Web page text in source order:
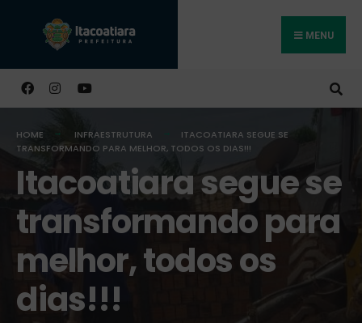
MENU
HOME INFRAESTRUTURA
ITACOATIARA SEGUE SE
TRANSFORMANDO PARA MELHOR, TODOS OS DIAS!!!
Itacoatiara segue se
transformando para
melhor, todos os
dias!!!
Buscar